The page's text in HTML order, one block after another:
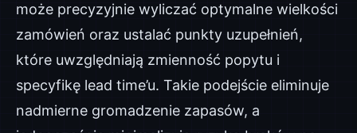
może precyzyjnie wyliczać optymalne wielkości
zamówień oraz ustalać punkty uzupełnień,
które uwzględniają zmienność popytu i
specyfikę lead time’u. Takie podejście eliminuje
nadmierne gromadzenie zapasów, a